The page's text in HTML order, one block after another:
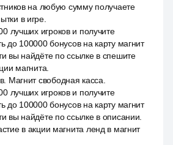
на любую сумму получаете
в игре.
лучших игроков и получите
до 100000 бонусов на карту магнит
вы найдёте по ссылке в спешите
магнита.
Магнит свободная касса.
лучших игроков и получите
до 100000 бонусов на карту магнит
вы найдёте по ссылке в описании.
в акции магнита ленд в магнит